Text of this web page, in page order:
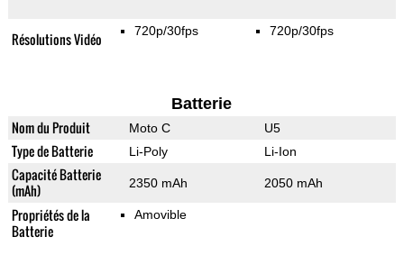
Résolutions Vidéo 720p/30fps 720p/30fps
Batterie
Nom du Produit Moto C U5
Type de Batterie Li-Poly Li-Ion
Capacité Batterie
(mAh)
2350 mAh 2050 mAh
Propriétés de la
Batterie
Amovible